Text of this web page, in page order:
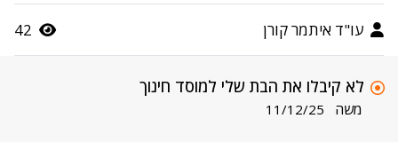
עו"ד איתמר קורן 42
לא קיבלו את הבת שלי למוסד חינוך
משה 11/12/25